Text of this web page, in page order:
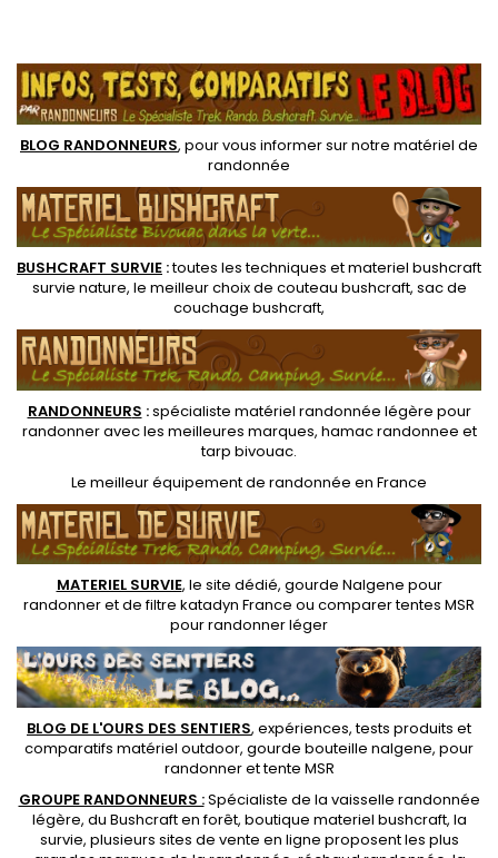
écran tactiles et gps
clés. Idéal pour les activités
de plein air...
BLOG RANDONNEURS, pour vous informer sur notre matériel de
randonnée
BUSHCRAFT SURVIE :toutes les techniques etmateriel bushcraft
survie nature, le meilleur choix de couteau bushcraft, sac de
couchage bushcraft,
RANDONNEURS :spécialiste matériel randonnée légère pour
randonner avec les meilleures marques, hamac randonnee et
tarp bivouac.
Le meilleur équipement de randonnée en France
MATERIEL SURVIE, le site dédié, gourde Nalgene pour
randonneret defiltre katadyn France ou comparer tentes MSR
pour randonner léger
BLOG DE L'OURS DES SENTIERS, expériences, tests produits et
comparatifs matériel outdoor, gourde bouteille nalgene, pour
randonner ettente MSR
GROUPE RANDONNEURS :Spécialiste de la vaisselle randonnée
légère, du Bushcraft en forêt, boutique materiel bushcraft, la
survie, plusieurs sites de vente en ligne proposent les plus